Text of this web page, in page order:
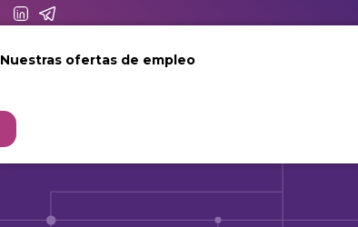
Nuestras ofertas de empleo